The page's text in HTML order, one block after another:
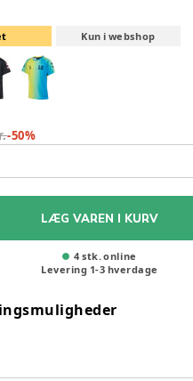
Kun i webshop
-50%
LÆG VAREN I KURV
4 stk. online
Levering 1-3 hverdage